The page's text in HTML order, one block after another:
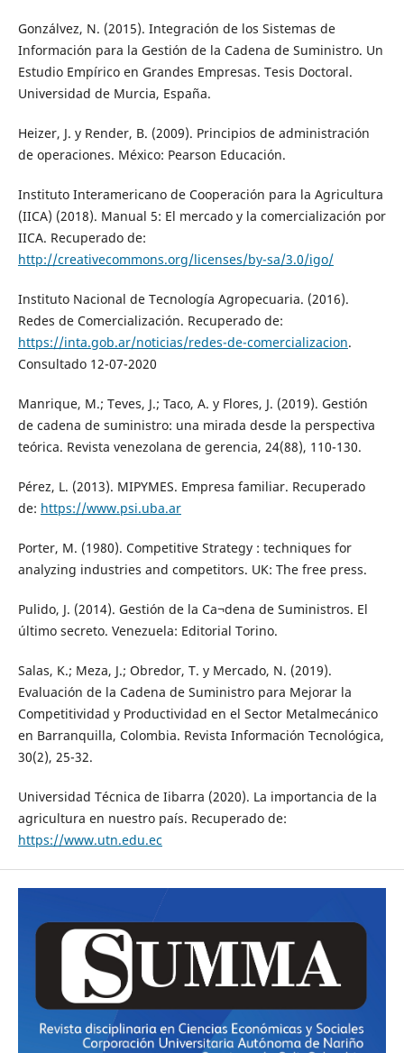
Gonzálvez, N. (2015). Integración de los Sistemas de
Información para la Gestión de la Cadena de Suministro. Un
Estudio Empírico en Grandes Empresas. Tesis Doctoral.
Universidad de Murcia, España.
Heizer, J. y Render, B. (2009). Principios de administración
de operaciones. México: Pearson Educación.
Instituto Interamericano de Cooperación para la Agricultura
(IICA) (2018). Manual 5: El mercado y la comercialización por
IICA. Recuperado de:
http://creativecommons.org/licenses/by-sa/3.0/igo/
Instituto Nacional de Tecnología Agropecuaria. (2016).
Redes de Comercialización. Recuperado de:
https://inta.gob.ar/noticias/redes-de-comercializacion.
Consultado 12-07-2020
Manrique, M.; Teves, J.; Taco, A. y Flores, J. (2019). Gestión
de cadena de suministro: una mirada desde la perspectiva
teórica. Revista venezolana de gerencia, 24(88), 110-130.
Pérez, L. (2013). MIPYMES. Empresa familiar. Recuperado
de: https://www.psi.uba.ar
Porter, M. (1980). Competitive Strategy : techniques for
analyzing industries and competitors. UK: The free press.
Pulido, J. (2014). Gestión de la Ca¬dena de Suministros. El
último secreto. Venezuela: Editorial Torino.
Salas, K.; Meza, J.; Obredor, T. y Mercado, N. (2019).
Evaluación de la Cadena de Suministro para Mejorar la
Competitividad y Productividad en el Sector Metalmecánico
en Barranquilla, Colombia. Revista Información Tecnológica,
30(2), 25-32.
Universidad Técnica de Iibarra (2020). La importancia de la
agricultura en nuestro país. Recuperado de:
https://www.utn.edu.ec